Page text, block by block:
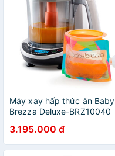
Máy xay hấp thức ăn Baby
Brezza Deluxe-BRZ10040
3.195.000 đ